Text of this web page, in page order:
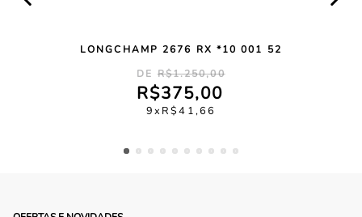
LONGCHAMP 2676 RX *10 001 52
R$1.250,00
R$375,00
9 R$41,66